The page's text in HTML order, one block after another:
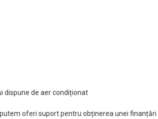
dispune de aer condiționat
oferi suport pentru obținerea unei finanțări